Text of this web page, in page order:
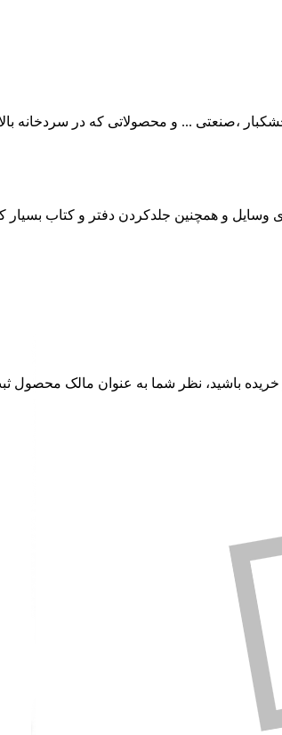
،صنعتی ... و محصولاتی که در سردخانه
بستن کارتن‌های حاوی وسایل و همچنین جلدکردن
خریده باشید، نظر شما به عنوان مالک محصول